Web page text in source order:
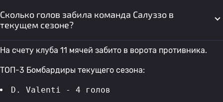
Сколько голов забила команда Салуззо в
текущем сезоне?
На счету клуба 11 мячей забито в ворота противника.
ТОП-3 Бомбардиры текущего сезона:
D. Valenti - 4 голов